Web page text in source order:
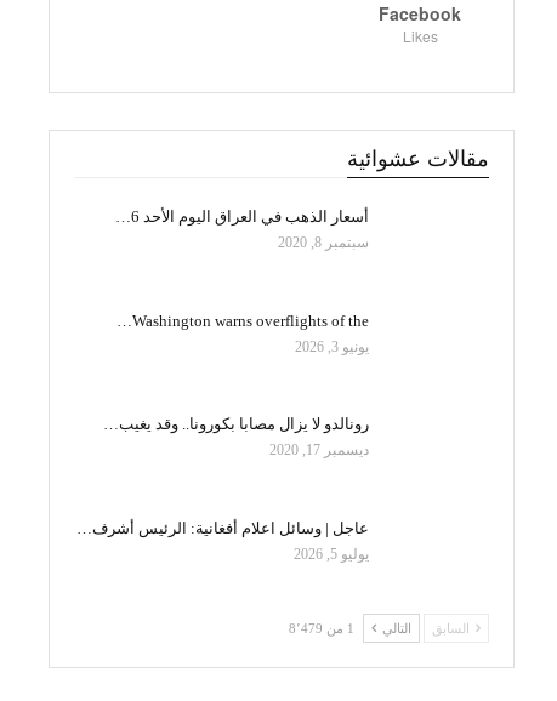
Facebook
Likes
مقالات عشوائية
أسعار الذهب في العراق اليوم الأحد 6…
سبتمبر 8, 2020
Washington warns overflights of the…
يونيو 3, 2026
رونالدو لا يزال مصابا بكورونا.. وقد يغيب…
ديسمبر 17, 2020
عاجل | وسائل اعلام أفغانية: الرئيس أشرف…
يوليو 5, 2026
السابق التالي 1 من 8٬479